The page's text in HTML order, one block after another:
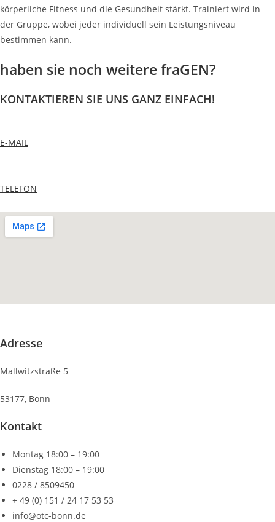
körperliche Fitness und die Gesundheit stärkt. Trainiert wird in
der Gruppe, wobei jeder individuell sein Leistungsniveau
bestimmen kann.
haben sie noch weitere fraGEN?
KONTAKTIEREN SIE UNS GANZ EINFACH!
E-MAIL
TELEFON
Adresse
Mallwitzstraße 5
53177, Bonn
Kontakt
Montag 18:00 – 19:00
Dienstag 18:00 – 19:00
0228 / 8509450
+ 49 (0) 151 / 24 17 53 53
info@otc-bonn.de